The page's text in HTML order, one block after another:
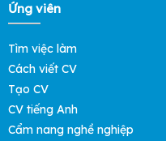
Ứng viên
Tìm việc làm
Cách viết CV
Tạo CV
CV tiếng Anh
Cẩm nang nghề nghiệp